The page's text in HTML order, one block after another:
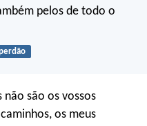
pelos de todo o
não são os vossos
os meus